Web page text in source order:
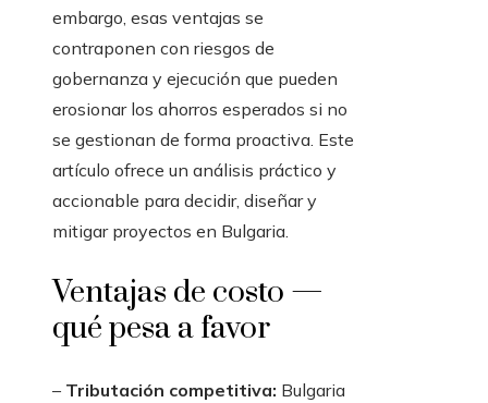
embargo, esas ventajas se
contraponen con riesgos de
gobernanza y ejecución que pueden
erosionar los ahorros esperados si no
se gestionan de forma proactiva. Este
artículo ofrece un análisis práctico y
accionable para decidir, diseñar y
mitigar proyectos en Bulgaria.
Ventajas de costo —
qué pesa a favor
– Tributación competitiva: Bulgaria